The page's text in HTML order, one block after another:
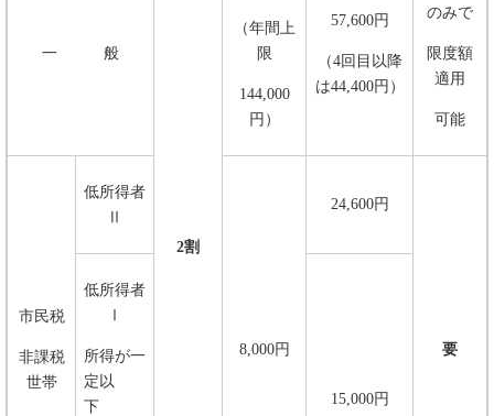
一 般
2割
（年間上
限
144,000
円）
57,600円
（4回目以降
は44,400円）
のみで
限度額
適用
可能
市民税
非課税
世帯
低所得者
8,000円
24,600円
要
低所得者
所得が一
定以
下
15,000円